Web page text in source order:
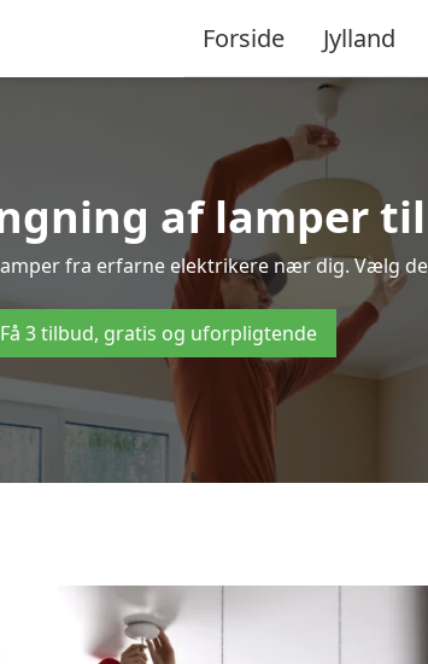
Forside Jylland
af lamper
fra erfarne elektrikere nær dig. Vælg
Få 3 tilbud, gratis og uforpligtende